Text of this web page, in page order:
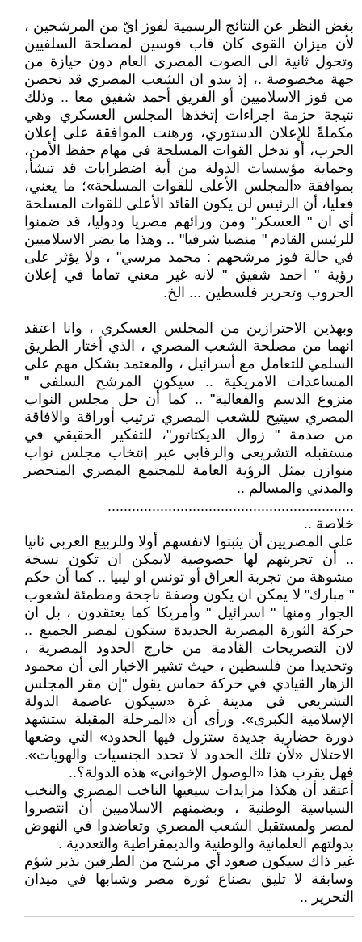
بغض النظر عن النتائج الرسمية لفوز ايّ من المرشحين ،
لأن ميزان القوى كان قاب قوسين لمصلحة السلفيين
وتحول ثانية الى الصوت المصري العام دون حيازة من
جهة مخصوصة .، إذ يبدو ان الشعب المصري قد تحصن
من فوز الاسلاميين أو الفريق أحمد شفيق معا .. وذلك
نتيجة حزمة اجراءات إتخذها المجلس العسكري وهي
مكملةً للإعلان الدستوري، ورهنت الموافقة على إعلان
الحرب، أو تدخل القوات المسلحة في مهام حفظ الأمن،
وحماية مؤسسات الدولة من أية اضطرابات قد تنشأ،
بموافقة «المجلس الأعلى للقوات المسلحة»؛ ما يعني،
فعليا، أن الرئيس لن يكون القائد الأعلى للقوات المسلحة
أي ان " العسكر" ومن ورائهم مصريا ودوليا، قد ضمنوا
للرئيس القادم " منصبا شرفيا" .. وهذا ما يضر الاسلاميين
في حالة فوز مرشحهم : محمد مرسي" ، ولا يؤثر على
رؤية " احمد شفيق " لانه غير معني تماما في إعلان
الحروب وتحرير فلسطين ... الخ.
وبهذين الاحترازين من المجلس العسكري ، وانا اعتقد
انهما من مصلحة الشعب المصري ، الذي أختار الطريق
السلمي للتعامل مع أسرائيل ، والمعتمد بشكل مهم على
المساعدات الامريكية .. سيكون المرشح السلفي "
منزوع الدسم والفعالية" .. كما أن حل مجلس النواب
المصري سيتيح للشعب المصري ترتيب أوراقة والافاقة
من صدمة " زوال الديكتاتور"، للتفكير الحقيقي في
مستقبله التشريعي والرقابي عبر إنتخاب مجلس نواب
متوازن يمثل الرؤية العامة للمجتمع المصري المتحضر
والمدني والمسالم ..
.............................................................
خلاصة ..
على المصريين أن يثبتوا لانفسهم أولا وللربيع العربي ثانيا
.. أن تجربتهم لها خصوصية لايمكن ان تكون نسخة
مشوهة من تجربة العراق أو تونس او ليبيا .. كما أن حكم
" مبارك" لا يمكن ان يكون وصفة ناجحة ومطمئة لشعوب
الجوار ومنها " اسرائيل " وأمريكا كما يعتقدون ، بل ان
حركة الثورة المصرية الجديدة ستكون لمصر الجميع ..
لان التصريحات القادمة من خارج الحدود المصرية ،
وتحديدا من فلسطين ، حيث تشير الاخبار الى أن محمود
الزهار القيادي في حركة حماس يقول "إن مقر المجلس
التشريعي في مدينة غزة «سيكون عاصمة الدولة
الإسلامية الكبرى». ورأى أن «المرحلة المقبلة ستشهد
دورة حضارية جديدة ستزول فيها الحدود» التي وضعها
الاحتلال «لأن تلك الحدود لا تحدد الجنسيات والهويات».
فهل يقرب هذا «الوصول الإخواني» هذه الدولة؟..
أعتقد أن هكذا مزايدات سيعيها الناخب المصري والنخب
السياسية الوطنية ، وبضمنهم الاسلاميين أن انتصروا
لمصر ولمستقبل الشعب المصري وتعاضدوا في النهوض
بدولتهم العلمانية والوطنية والديمقراطية والتعددية .
غير ذاك سيكون صعود أي مرشح من الطرفين نذير شؤم
وسابقة لا تليق بصناع ثورة مصر وشبابها في ميدان
التحرير ..